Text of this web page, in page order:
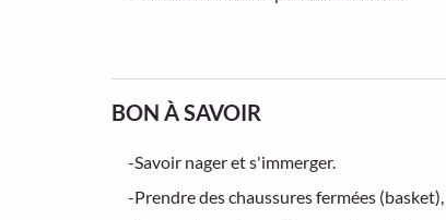
BON À SAVOIR
-Savoir nager et s'immerger.
-Prendre des chaussures fermées